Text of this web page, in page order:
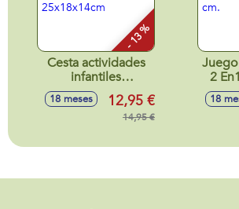
- 13 %
Cesta actividades
infantiles
25x18x14cm
18 meses 12,95 €
14,95 €
Juego
2
18